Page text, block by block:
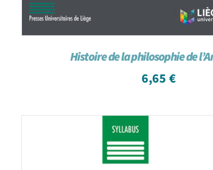
Histoire de la philosophie de
6,65 €